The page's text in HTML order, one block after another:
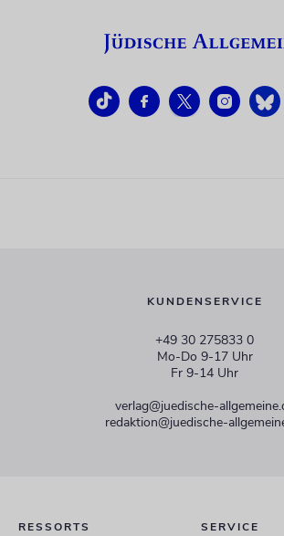
KUNDENSERVICE
+49 30 275833 0
Mo-Do 9-17 Uhr
Fr 9-14 Uhr
verlag@juedische-
redaktion@juedische-
RESSORTS SERVICE